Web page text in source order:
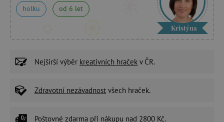
holku od 6 let
Kristýna
Nejširší výběr kreativních hraček v ČR.
Zdravotní nezávadnost všech hraček.
Poštovné zdarma při nákupu nad 2800 Kč.